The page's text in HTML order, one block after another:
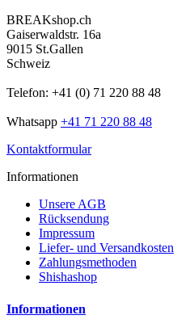
BREAKshop.ch
Gaiserwaldstr. 16a
9015 St.Gallen
Schweiz
Telefon: +41 (0) 71 220 88 48
Whatsapp +41 71 220 88 48
Kontaktformular
Informationen
Unsere AGB
Rücksendung
Impressum
Liefer- und Versandkosten
Zahlungsmethoden
Shishashop
Informationen